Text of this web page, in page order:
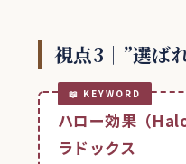
視点3｜”選ば
ハロー効果（
ラドックス